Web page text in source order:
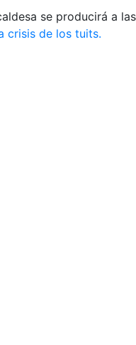
se producirá a las
crisis de los tuits.